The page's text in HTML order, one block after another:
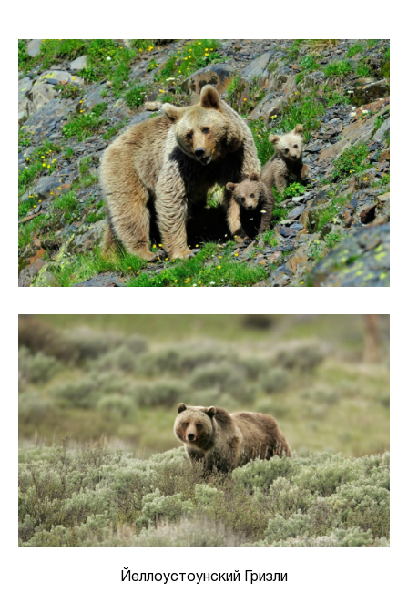
Йеллоустоунский Гризли